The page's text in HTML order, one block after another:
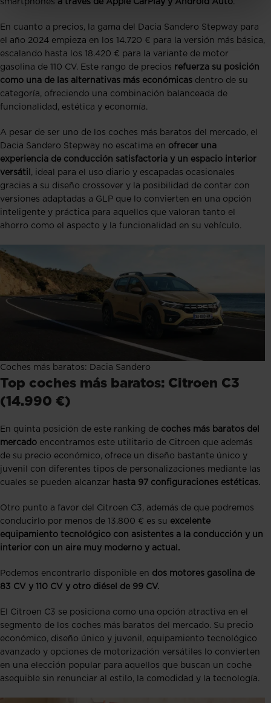
smartphones a través de Apple CarPlay y Android Auto​​.
En cuanto a precios, la gama del Dacia Sandero Stepway para
el año 2024 empieza en los 14.720 € para la versión más básica,
escalando hasta los 18.420 € para la variante de motor
gasolina de 110 CV. Este rango de precios refuerza su posición
como una de las alternativas más económicas dentro de su
categoría, ofreciendo una combinación balanceada de
funcionalidad, estética y economía​.
A pesar de ser uno de los coches más baratos del mercado, el
Dacia Sandero Stepway no escatima en ofrecer una
experiencia de conducción satisfactoria y un espacio interior
versátil , ideal para el uso diario y escapadas ocasionales
gracias a su diseño crossover y la posibilidad de contar con
versiones adaptadas a GLP que lo convierten en una opción
inteligente y práctica para aquellos que valoran tanto el
ahorro como el aspecto y la funcionalidad en su vehículo.
Coches más baratos: Dacia Sandero
Top coches más baratos: Citroen C3
(14.990 €)
En quinta posición de este ranking de coches más baratos del
mercado encontramos este utilitario de Citroen que además
de su precio económico, ofrece un diseño bastante único y
juvenil con diferentes tipos de personalizaciones mediante las
cuales se pueden alcanzar hasta 97 configuraciones estéticas.
Otro punto a favor del Citroen C3, además de que podremos
conducirlo por menos de 13.800 € es su excelente
equipamiento tecnológico con asistentes a la conducción y un
interior con un aire muy moderno y actual.
Podemos encontrarlo disponible en dos motores gasolina de
83 CV y 110 CV y otro diésel de 99 CV.
El Citroen C3 se posiciona como una opción atractiva en el
segmento de los coches más baratos del mercado. Su precio
económico, diseño único y juvenil, equipamiento tecnológico
avanzado y opciones de motorización versátiles lo convierten
en una elección popular para aquellos que buscan un coche
asequible sin renunciar al estilo, la comodidad y la tecnología.